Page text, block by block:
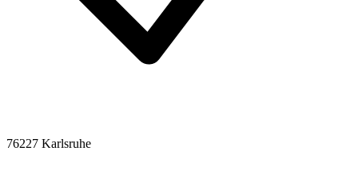
76227 Karlsruhe